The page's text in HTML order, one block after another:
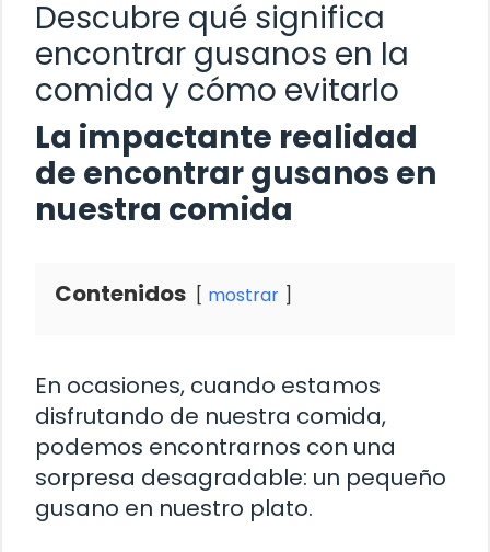
Descubre qué significa
encontrar gusanos en la
comida y cómo evitarlo
La impactante realidad
de encontrar gusanos en
nuestra comida
Contenidos mostrar
En ocasiones, cuando estamos
disfrutando de nuestra comida,
podemos encontrarnos con una
sorpresa desagradable: un pequeño
gusano en nuestro plato.